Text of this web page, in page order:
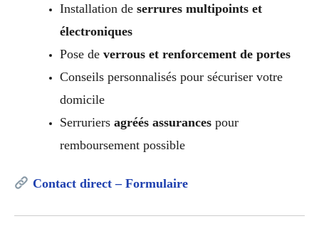
Installation de serrures multipoints et
électroniques
Pose de verrous et renforcement de portes
Conseils personnalisés pour sécuriser votre
domicile
Serruriers agréés assurancespour
remboursement possible
Contact direct – Formulaire